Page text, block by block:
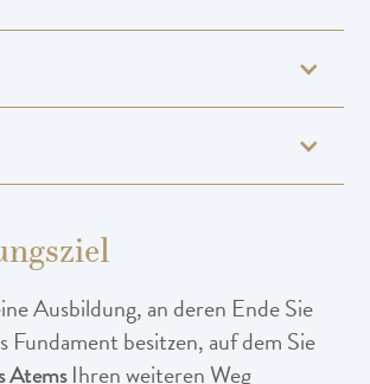
Ausbildung, an deren Ende Sie
Fundament besitzen, auf dem Sie
AtemsIhren weiteren Weg